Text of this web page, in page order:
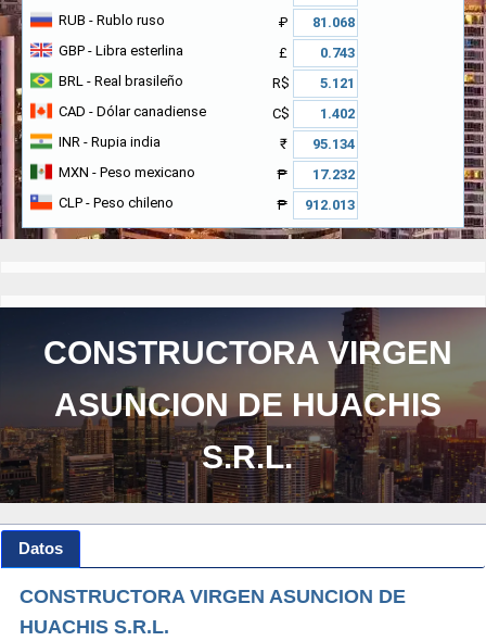
RUB - Rublo ruso
₽
GBP - Libra esterlina
£
BRL - Real brasileño
R$
CAD - Dólar canadiense
C$
INR - Rupia india
₹
MXN - Peso mexicano
₱
CLP - Peso chileno ₱
CONSTRUCTORA VIRGEN
ASUNCION DE HUACHIS
S.R.L.
Datos
CONSTRUCTORA VIRGEN ASUNCION DE
HUACHIS S.R.L.